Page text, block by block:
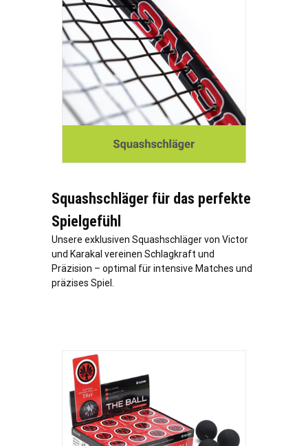
Squashschläger für das perfekte
Spielgefühl
Unsere exklusiven Squashschläger von Victor
und Karakal vereinen Schlagkraft und
Präzision – optimal für intensive Matches und
präzises Spiel.